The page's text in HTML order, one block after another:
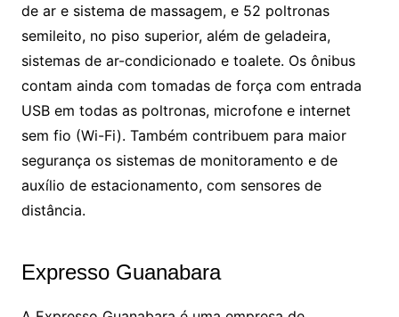
de ar e sistema de massagem, e 52 poltronas
semileito, no piso superior, além de geladeira,
sistemas de ar-condicionado e toalete. Os ônibus
contam ainda com tomadas de força com entrada
USB em todas as poltronas, microfone e internet
sem fio (Wi-Fi). Também contribuem para maior
segurança os sistemas de monitoramento e de
auxílio de estacionamento, com sensores de
distância.
Expresso Guanabara